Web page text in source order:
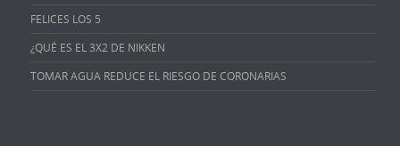
FELICES LOS 5
¿QUÉ ES EL 3X2 DE NIKKEN
TOMAR AGUA REDUCE EL RIESGO DE CORONARIAS